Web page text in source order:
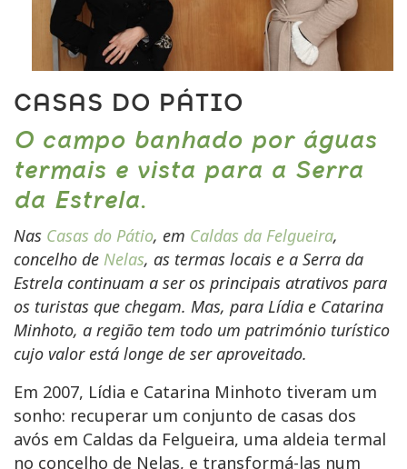
CASAS DO PÁTIO
O campo banhado por águas
termais e vista para a Serra
da Estrela.
Nas Casas do Pátio, em Caldas da Felgueira,
concelho de Nelas, as termas locais e a Serra da
Estrela continuam a ser os principais atrativos para
os turistas que chegam. Mas, para Lídia e Catarina
Minhoto, a região tem todo um património turístico
cujo valor está longe de ser aproveitado.
Em 2007, Lídia e Catarina Minhoto tiveram um
sonho: recuperar um conjunto de casas dos
avós em Caldas da Felgueira, uma aldeia termal
no concelho de Nelas, e transformá-las num